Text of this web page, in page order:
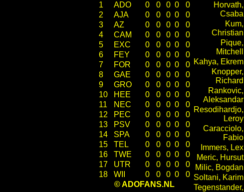
1
ADO 0 0 0 0
0
2
AJA 0 0 0 0
0
3
AZ 0 0 0 0
0
4
CAM 0 0 0 0
0
5
EXC 0 0 0 0
0
6
FEY 0 0 0 0
0
7
FOR 0 0 0 0
0
8
GAE 0 0 0 0
0
9
GRO 0 0 0 0
0
10
HEE 0 0 0 0
0
11
NEC 0 0 0 0
0
12
PEC 0 0 0 0
0
13
PSV 0 0 0 0
0
14
SPA 0 0 0 0
0
15
TEL 0 0 0 0
0
16
TWE 0 0 0 0
0
17
UTR 0 0 0 0
0
18
WII 0 0 0 0
0
© ADOFANS.NL
Horvath,
Csaba
Kum,
Christian
Pique,
Mitchell
Kahya, Ekrem
Knopper,
Richard
Rankovic,
Aleksandar
Resodihardjo,
Leroy
Caracciolo,
Fabio
Immers, Lex
Meric, Hursut
Milic, Bogdan
Soltani, Karim
Tegenstander,